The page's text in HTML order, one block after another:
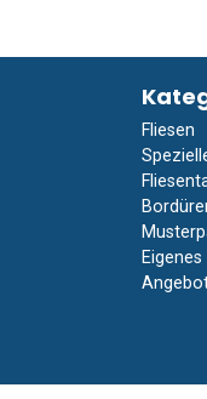
Fliesen